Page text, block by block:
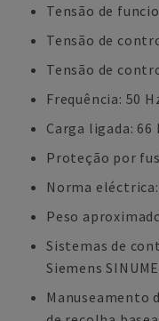
Tensão de
Tensão de
Tensão de
Frequência: 50
Carga ligada: 66
Proteção por
Norma eléctrica:
Peso
Sistemas de
Siemens
Manuseamento